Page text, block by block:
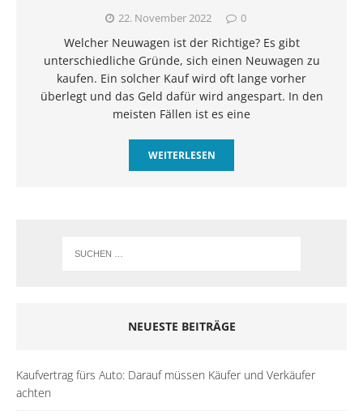
22. November 2022 0
Welcher Neuwagen ist der Richtige? Es gibt
unterschiedliche Gründe, sich einen Neuwagen zu
kaufen. Ein solcher Kauf wird oft lange vorher
überlegt und das Geld dafür wird angespart. In den
meisten Fällen ist es eine
WEITERLESEN
NEUESTE BEITRÄGE
Kaufvertrag fürs Auto: Darauf müssen Käufer und Verkäufer
achten